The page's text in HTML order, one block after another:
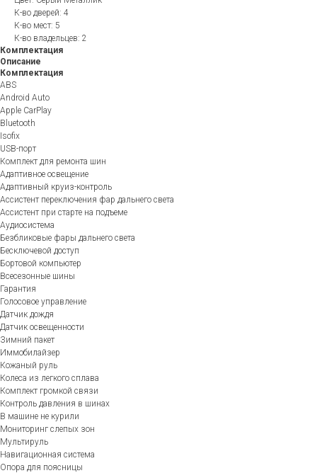
К-во дверей: 4
К-во мест: 5
К-во владельцев: 2
Комплектация
Описание
Комплектация
ABS
Android Auto
Apple CarPlay
Bluetooth
Isofix
USB-порт
Комплект для ремонта шин
Адаптивное освещение
Адаптивный круиз-контроль
Ассистент переключения фар дальнего света
Ассистент при старте на подъеме
Аудиосистема
Безбликовые фары дальнего света
Бесключевой доступ
Бортовой компьютер
Всесезонные шины
Гарантия
Голосовое управление
Датчик дождя
Датчик освещенности
Зимний пакет
Иммобилайзер
Кожаный руль
Колеса из легкого сплава
Комплект громкой связи
Контроль давления в шинах
В машине не курили
Мониторинг слепых зон
Мультируль
Навигационная система
Опора для поясницы